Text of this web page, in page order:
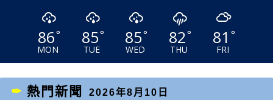
86°
MON
85°
TUE
85°
WED
82°
THU
81 °
FRI
熱門新聞 2026年8月10日